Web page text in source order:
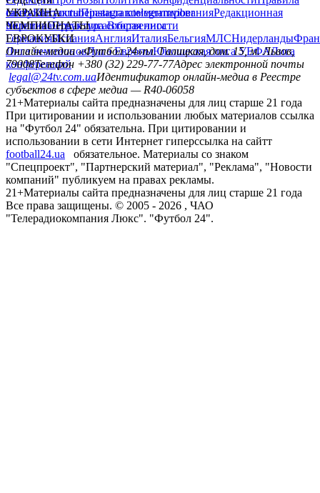
сайтуКонтактыПравила комментированияРедакционная
политикаСтруктура собственности
facebookxyoutubeinstagramtelegramviber
УКРАИНА
УкраинаПервая лигаВторая лига
ЧЕМПИОНАТЫ
ГерманияИспанияАнглияИталияБельгияМЛСНидерланды
ЕВРОКУБКИ
Лига чемпионовЛига ЕвропыЮношеская лига УЕФАЛига
конференций
Онлайн-медиа «Футбол 24»пл. Галицкая, дом. 15, м. Львов,
79008Телефон +380 (32) 229-77-77Адрес электронной почты
legal@24tv.com.uaИдентификатор онлайн-медиа в Реестре
субъектов в сфере медиа — R40-06058
21+Материалы сайта предназначены для лиц старше 21 года
При цитировании и использовании любых материалов ссылка
на "Футбол 24" обязательна. При цитировании и
использовании в сети Интернет гиперссылка на сайтт
football24.ua
обязательное. Материалы со знаком
"Спецпроект", "Партнерский материал", "Реклама", "Новости
компаний" публикуем на правах рекламы.
21+Материалы сайта предназначены для лиц старше 21 года
Все права защищены. © 2005 - 2026 , ЧАО
"Телерадиокомпания Люкс". "Футбол 24".